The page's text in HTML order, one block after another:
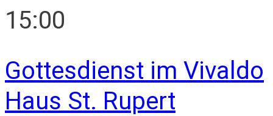
15:00
Gottesdienst im Vivaldo
Haus St. Rupert